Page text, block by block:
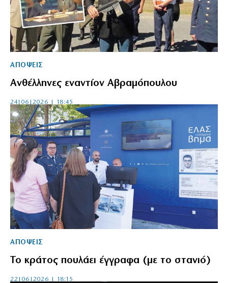
ΑΠΟΨΕΙΣ
Ανθέλληνες εναντίον Αβραμόπουλου
24|06|2026 | 18:45
ΑΠΟΨΕΙΣ
Το κράτος πουλάει έγγραφα (με το στανιό)
22|06|2026 | 18:15